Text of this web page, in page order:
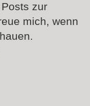
zur
mich, wenn